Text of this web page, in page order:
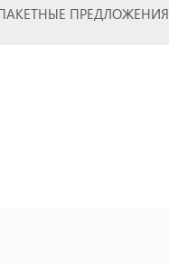
ПРЕДЛОЖЕНИЯ